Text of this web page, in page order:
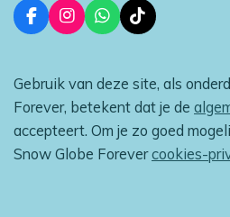
F
a
b
o
k
I
n
a
g
r
a
m
W
h
s
A
p
T
i
o
k
Gebruik van deze site, als
Forever, betekent dat je de
accepteert. Om je zo goed
Snow Globe Forevercookies-